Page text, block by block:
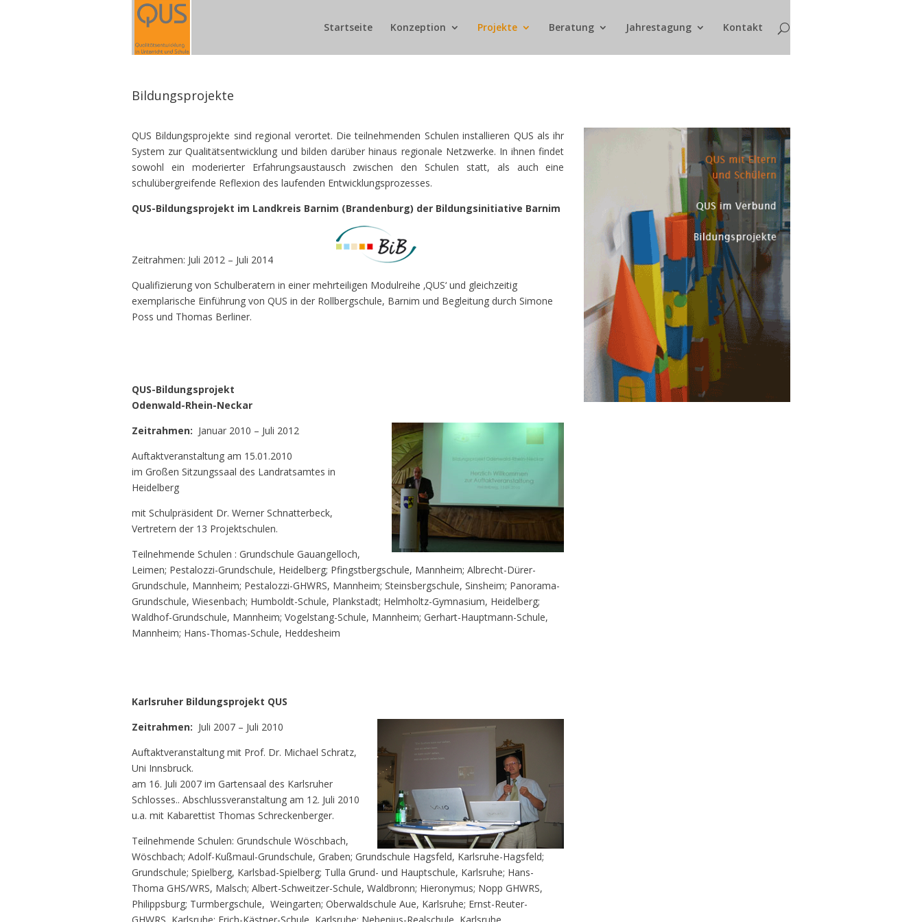
Startseite Konzeption Projekte Beratung Jahrestagung Kontakt
Bildungsprojekte
QUS Bildungsprojekte sind regional verortet. Die teilnehmenden Schulen installieren QUS als ihr
System zur Qualitätsentwicklung und bilden darüber hinaus regionale Netzwerke. In ihnen findet
sowohl ein moderierter Erfahrungsaustausch zwischen den Schulen statt, als auch eine
schulübergreifende Reflexion des laufenden Entwicklungsprozesses.
QUS-Bildungsprojekt im Landkreis Barnim (Brandenburg) der Bildungsinitiative Barnim
Zeitrahmen: Juli 2012 – Juli 2014
Qualifizierung von Schulberatern in einer mehrteiligen Modulreihe ‚QUS‘ und gleichzeitig
exemplarische Einführung von QUS in der Rollbergschule, Barnim und Begleitung durch Simone
Poss und Thomas Berliner.
QUS-Bildungsprojekt
Odenwald-Rhein-Neckar
Zeitrahmen: Januar 2010 – Juli 2012
Auftaktveranstaltung am 15.01.2010
im Großen Sitzungssaal des Landratsamtes in
Heidelberg
mit Schulpräsident Dr. Werner Schnatterbeck,
Vertretern der 13 Projektschulen.
Teilnehmende Schulen : Grundschule Gauangelloch,
Leimen; Pestalozzi-Grundschule, Heidelberg; Pfingstbergschule, Mannheim; Albrecht-Dürer-
Grundschule, Mannheim; Pestalozzi-GHWRS, Mannheim; Steinsbergschule, Sinsheim; Panorama-
Grundschule, Wiesenbach; Humboldt-Schule, Plankstadt; Helmholtz-Gymnasium, Heidelberg;
Waldhof-Grundschule, Mannheim; Vogelstang-Schule, Mannheim; Gerhart-Hauptmann-Schule,
Mannheim; Hans-Thomas-Schule, Heddesheim
Karlsruher Bildungsprojekt QUS
Zeitrahmen: Juli 2007 – Juli 2010
Auftaktveranstaltung mit Prof. Dr. Michael Schratz,
Uni Innsbruck.
am 16. Juli 2007 im Gartensaal des Karlsruher
Schlosses.. Abschlussveranstaltung am 12. Juli 2010
u.a. mit Kabarettist Thomas Schreckenberger.
Teilnehmende Schulen: Grundschule Wöschbach,
Wöschbach; Adolf-Kußmaul-Grundschule, Graben; Grundschule Hagsfeld, Karlsruhe-Hagsfeld;
Grundschule; Spielberg, Karlsbad-Spielberg; Tulla Grund- und Hauptschule, Karlsruhe; Hans-
Thoma GHS/WRS, Malsch; Albert-Schweitzer-Schule, Waldbronn; Hieronymus; Nopp GHWRS,
Philippsburg; Turmbergschule, Weingarten; Oberwaldschule Aue, Karlsruhe; Ernst-Reuter-